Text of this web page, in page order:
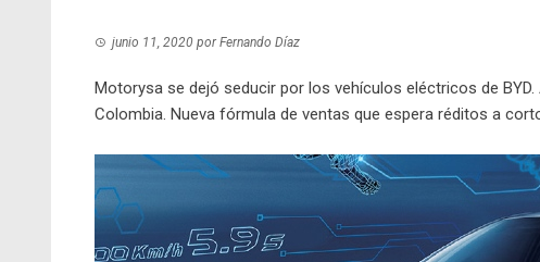
junio 11, 2020 porFernando Díaz
Motorysa se dejó seducir por los vehículos eléctricos de
Colombia. Nueva fórmula de ventas que espera réditos a